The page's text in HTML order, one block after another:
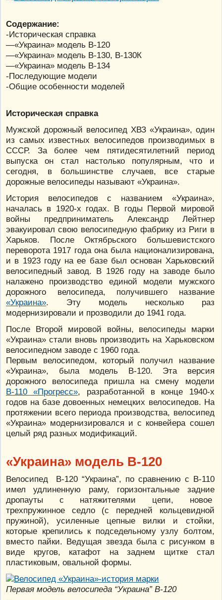
Содержание:
-Историческая справка
—«Украина» модель В-120
—«Украина» модель В-130, В-130К
—«Украина» модель В-134
-Последующие модели
-Общие особенности моделей
Историческая справка
Мужской дорожный велосипед ХВЗ «Украина», один
из самых известных велосипедов производимых в
СССР. За более чем пятидесятилетний период
выпуска он стал настолько популярным, что и
сегодня, в большинстве случаев, все старые
дорожные велосипеды называют «Украина».
История велосипедов с названием «Украина»,
началась в 1920-х годах. В годы Первой мировой
войны предприниматель Александр Лейтнер
эвакуировал свою велосипедную фабрику из Риги в
Харьков. После Октябрьского большевистского
переворота 1917 года она была национализирована,
и в 1923 году на ее базе был основан Харьковский
велосипедный завод. В 1926 году на заводе было
налажено производство единой модели мужского
дорожного велосипеда, получившего название
«Украина». Эту модель несколько раз
модернизировали и прозводили до 1941 года.
После Второй мировой войны, велосипеды марки
«Украина» стали вновь производить на Харьковском
велосипедном заводе с 1960 года.
Первым велосипедом, который получил название
«Украина», была модель В-120. Эта версия
дорожного велосипеда пришла на смену модели
В-110 «Прогресс», разработанной в конце 1940-х
годов на базе довоенных немецких велосипедов. На
протяжении всего периода производства, велосипед
«Украина» модернизировался и с конвейера сошел
целый ряд разных модификаций.
«Украина» модель В-120
Велосипед В-120 “Украина”, по сравнению с В-110
имел удлиненную раму, горизонтальные задние
дропауты с натяжителями цепи, новое
трехпружинное седло (с передней кольцевидной
пружиной), усиленные цепные вилки и стойки,
которые крепились к подседельному узлу болтом,
вместо пайки. Ведущая звезда была с рисунком в
виде кругов, катафот на заднем щитке стал
пластиковым, овальной формы.
Первая модель велосипеда “Украина” В-120